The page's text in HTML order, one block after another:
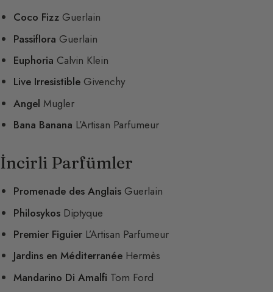
Coco Fizz Guerlain
Passiflora Guerlain
Euphoria Calvin Klein
Live Irresistible Givenchy
Angel Mugler
Bana Banana L’Artisan Parfumeur
İncirli Parfümler
Promenade des Anglais Guerlain
Philosykos Diptyque
Premier Figuier L’Artisan Parfumeur
Jardins en Méditerranée Hermès
Mandarino Di Amalfi Tom Ford